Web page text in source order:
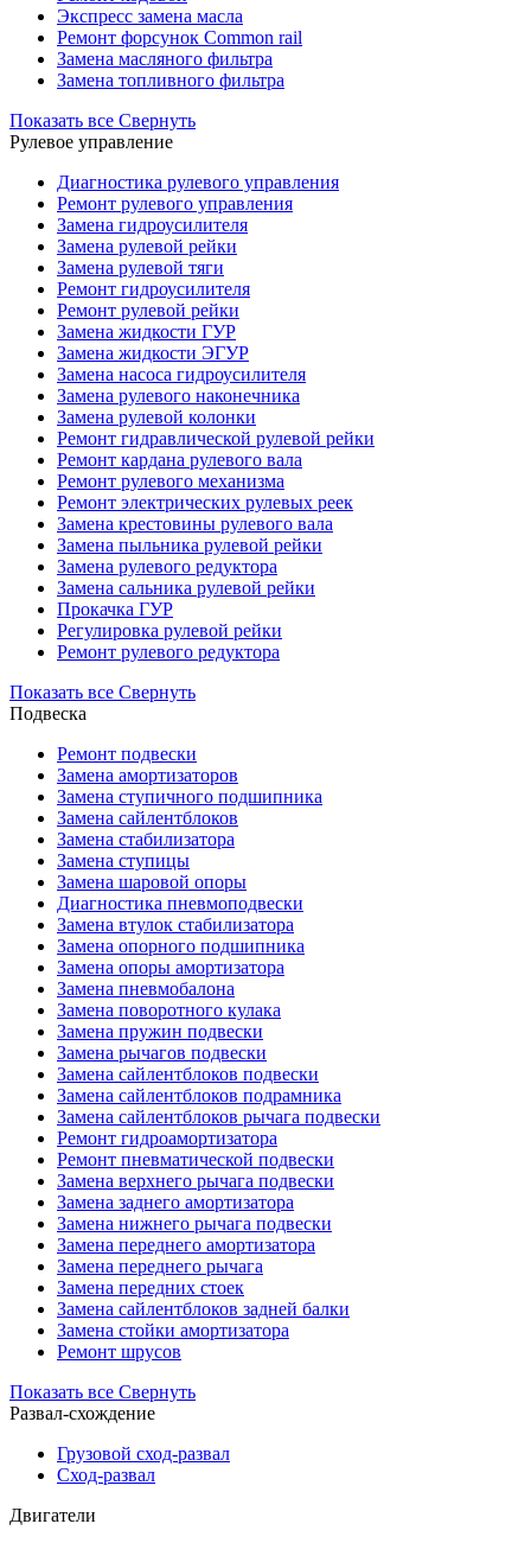
Экспресс замена масла
Ремонт форсунок Common rail
Замена масляного фильтра
Замена топливного фильтра
Показать все Свернуть
Рулевое управление
Диагностика рулевого управления
Ремонт рулевого управления
Замена гидроусилителя
Замена рулевой рейки
Замена рулевой тяги
Ремонт гидроусилителя
Ремонт рулевой рейки
Замена жидкости ГУР
Замена жидкости ЭГУР
Замена насоса гидроусилителя
Замена рулевого наконечника
Замена рулевой колонки
Ремонт гидравлической рулевой рейки
Ремонт кардана рулевого вала
Ремонт рулевого механизма
Ремонт электрических рулевых реек
Замена крестовины рулевого вала
Замена пыльника рулевой рейки
Замена рулевого редуктора
Замена сальника рулевой рейки
Прокачка ГУР
Регулировка рулевой рейки
Ремонт рулевого редуктора
Показать все Свернуть
Подвеска
Ремонт подвески
Замена амортизаторов
Замена ступичного подшипника
Замена сайлентблоков
Замена стабилизатора
Замена ступицы
Замена шаровой опоры
Диагностика пневмоподвески
Замена втулок стабилизатора
Замена опорного подшипника
Замена опоры амортизатора
Замена пневмобалона
Замена поворотного кулака
Замена пружин подвески
Замена рычагов подвески
Замена сайлентблоков подвески
Замена сайлентблоков подрамника
Замена сайлентблоков рычага подвески
Ремонт гидроамортизатора
Ремонт пневматической подвески
Замена верхнего рычага подвески
Замена заднего амортизатора
Замена нижнего рычага подвески
Замена переднего амортизатора
Замена переднего рычага
Замена передних стоек
Замена сайлентблоков задней балки
Замена стойки амортизатора
Ремонт шрусов
Показать все Свернуть
Развал-схождение
Грузовой сход-развал
Сход-развал
Двигатели